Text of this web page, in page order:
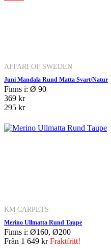
AFFARI OF SWEDEN
Juni Mandala Rund Matta Svart/Natur
Finns i: Ø 90
369 kr
295 kr
KM CARPETS
Merino Ullmatta Rund Taupe
Finns i: Ø160, Ø200
Från 1 649 krFraktfritt!